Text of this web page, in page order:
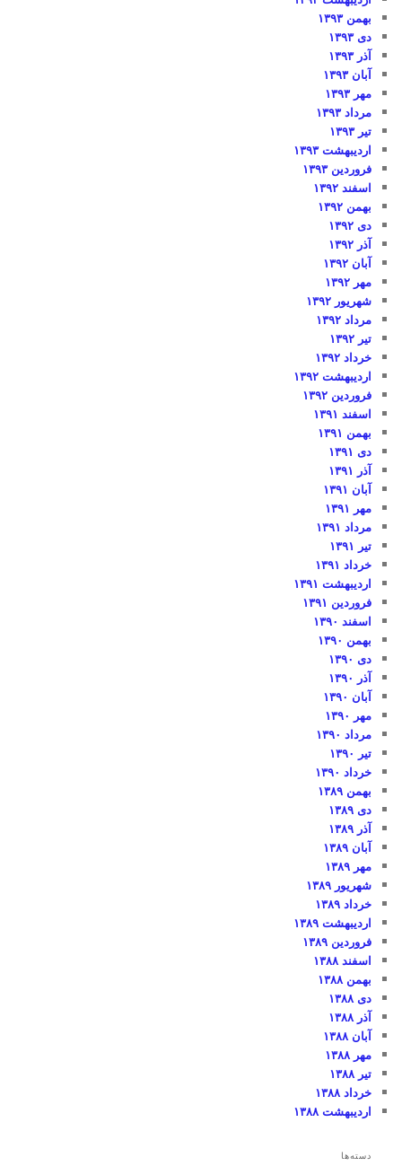
بهمن ۱۳۹۳
دی ۱۳۹۳
آذر ۱۳۹۳
آبان ۱۳۹۳
مهر ۱۳۹۳
مرداد ۱۳۹۳
تیر ۱۳۹۳
اردیبهشت ۱۳۹۳
فروردین ۱۳۹۳
اسفند ۱۳۹۲
بهمن ۱۳۹۲
دی ۱۳۹۲
آذر ۱۳۹۲
آبان ۱۳۹۲
مهر ۱۳۹۲
شهریور ۱۳۹۲
مرداد ۱۳۹۲
تیر ۱۳۹۲
خرداد ۱۳۹۲
اردیبهشت ۱۳۹۲
فروردین ۱۳۹۲
اسفند ۱۳۹۱
بهمن ۱۳۹۱
دی ۱۳۹۱
آذر ۱۳۹۱
آبان ۱۳۹۱
مهر ۱۳۹۱
مرداد ۱۳۹۱
تیر ۱۳۹۱
خرداد ۱۳۹۱
اردیبهشت ۱۳۹۱
فروردین ۱۳۹۱
اسفند ۱۳۹۰
بهمن ۱۳۹۰
دی ۱۳۹۰
آذر ۱۳۹۰
آبان ۱۳۹۰
مهر ۱۳۹۰
مرداد ۱۳۹۰
تیر ۱۳۹۰
خرداد ۱۳۹۰
بهمن ۱۳۸۹
دی ۱۳۸۹
آذر ۱۳۸۹
آبان ۱۳۸۹
مهر ۱۳۸۹
شهریور ۱۳۸۹
خرداد ۱۳۸۹
اردیبهشت ۱۳۸۹
فروردین ۱۳۸۹
اسفند ۱۳۸۸
بهمن ۱۳۸۸
دی ۱۳۸۸
آذر ۱۳۸۸
آبان ۱۳۸۸
مهر ۱۳۸۸
تیر ۱۳۸۸
خرداد ۱۳۸۸
اردیبهشت ۱۳۸۸
دسته‌ها